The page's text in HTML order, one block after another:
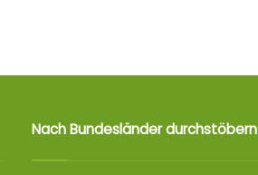
Nach Bundesländer durchstöbern